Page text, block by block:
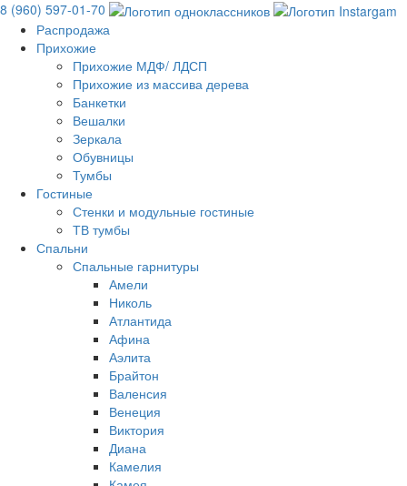
8 (960) 597-01-70
Распродажа
Прихожие
Прихожие МДФ/ ЛДСП
Прихожие из массива дерева
Банкетки
Вешалки
Зеркала
Обувницы
Тумбы
Гостиные
Стенки и модульные гостиные
ТВ тумбы
Спальни
Спальные гарнитуры
Амели
Николь
Атлантида
Афина
Аэлита
Брайтон
Валенсия
Венеция
Виктория
Диана
Камелия